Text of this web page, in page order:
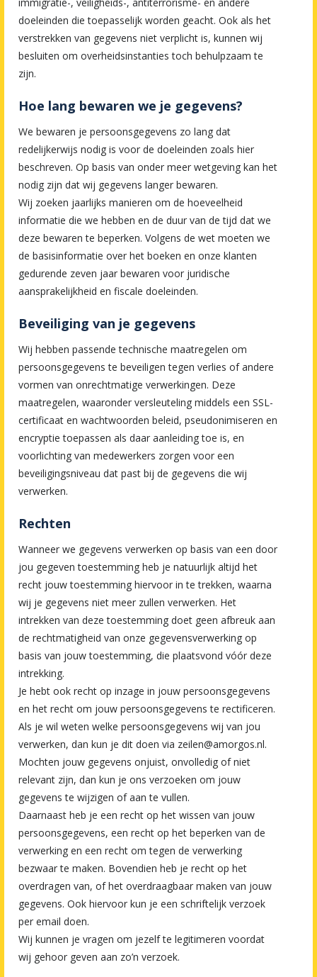
doeleinden die toepasselijk worden geacht. Ook als het
verstrekken van gegevens niet verplicht is, kunnen wij
besluiten om overheidsinstanties toch behulpzaam te
zijn.
Hoe lang bewaren we je gegevens?
We bewaren je persoonsgegevens zo lang dat
redelijkerwijs nodig is voor de doeleinden zoals hier
beschreven. Op basis van onder meer wetgeving kan het
nodig zijn dat wij gegevens langer bewaren.
Wij zoeken jaarlijks manieren om de hoeveelheid
informatie die we hebben en de duur van de tijd dat we
deze bewaren te beperken. Volgens de wet moeten we
de basisinformatie over het boeken en onze klanten
gedurende zeven jaar bewaren voor juridische
aansprakelijkheid en fiscale doeleinden.
Beveiliging van je gegevens
Wij hebben passende technische maatregelen om
persoonsgegevens te beveiligen tegen verlies of andere
vormen van onrechtmatige verwerkingen. Deze
maatregelen, waaronder versleuteling middels een SSL-
certificaat en wachtwoorden beleid, pseudonimiseren en
encryptie toepassen als daar aanleiding toe is, en
voorlichting van medewerkers zorgen voor een
beveiligingsniveau dat past bij de gegevens die wij
verwerken.
Rechten
Wanneer we gegevens verwerken op basis van een door
jou gegeven toestemming heb je natuurlijk altijd het
recht jouw toestemming hiervoor in te trekken, waarna
wij je gegevens niet meer zullen verwerken. Het
intrekken van deze toestemming doet geen afbreuk aan
de rechtmatigheid van onze gegevensverwerking op
basis van jouw toestemming, die plaatsvond vóór deze
intrekking.
Je hebt ook recht op inzage in jouw persoonsgegevens
en het recht om jouw persoonsgegevens te rectificeren.
Als je wil weten welke persoonsgegevens wij van jou
verwerken, dan kun je dit doen via zeilen@amorgos.nl.
Mochten jouw gegevens onjuist, onvolledig of niet
relevant zijn, dan kun je ons verzoeken om jouw
gegevens te wijzigen of aan te vullen.
Daarnaast heb je een recht op het wissen van jouw
persoonsgegevens, een recht op het beperken van de
verwerking en een recht om tegen de verwerking
bezwaar te maken. Bovendien heb je recht op het
overdragen van, of het overdraagbaar maken van jouw
gegevens. Ook hiervoor kun je een schriftelijk verzoek
per email doen.
Wij kunnen je vragen om jezelf te legitimeren voordat
wij gehoor geven aan zo’n verzoek.